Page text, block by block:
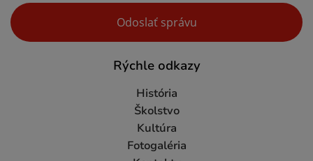
Google reCaptcha Response
Odoslať správu
Rýchle odkazy
História
Školstvo
Kultúra
Fotogaléria